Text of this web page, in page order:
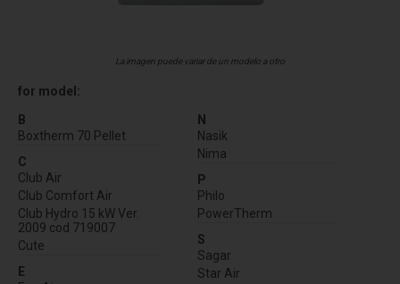
La imagen puede variar de un modelo a otro
for model:
B
Boxtherm 70 Pellet
C
Club Air
Club Comfort Air
Club Hydro 15 kW Ver.
2009 cod 719007
Cute
E
N
Nasik
Nima
P
Philo
PowerTherm
S
Sagar
Star Air